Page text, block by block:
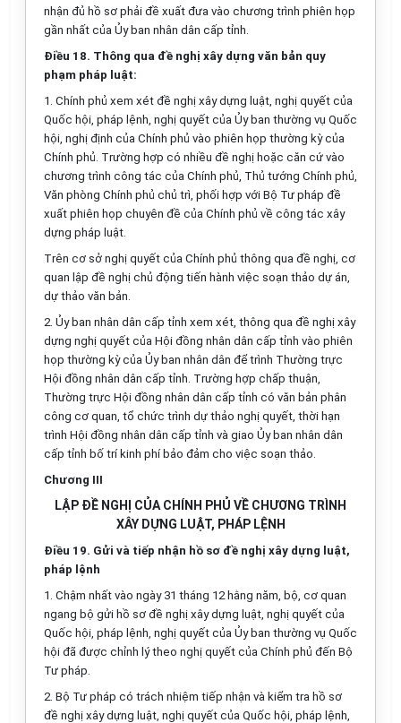
nhận đủ hồ sơ phải đề xuất đưa vào chương trình phiên họp
gần nhất của Ủy ban nhân dân cấp tỉnh.
Điều 18. Thông qua đề nghị xây dựng văn bản quy
phạm pháp luật:
1. Chính phủ xem xét đề nghị xây dựng luật, nghị quyết của
Quốc hội, pháp lệnh, nghị quyết của Ủy ban thường vụ Quốc
hội, nghị định của Chính phủ vào phiên họp thường kỳ của
Chính phủ. Trường hợp có nhiều đề nghị hoặc căn cứ vào
chương trình công tác của Chính phủ, Thủ tướng Chính phủ,
Văn phòng Chính phủ chủ trì, phối hợp với Bộ Tư pháp đề
xuất phiên họp chuyên đề của Chính phủ về công tác xây
dựng pháp luật.
Trên cơ sở nghị quyết của Chính phủ thông qua đề nghị, cơ
quan lập đề nghị chủ động tiến hành việc soạn thảo dự án,
dự thảo văn bản.
2. Ủy ban nhân dân cấp tỉnh xem xét, thông qua đề nghị xây
dựng nghị quyết của Hội đồng nhân dân cấp tỉnh vào phiên
họp thường kỳ của Ủy ban nhân dân để trình Thường trực
Hội đồng nhân dân cấp tỉnh. Trường hợp chấp thuận,
Thường trực Hội đồng nhân dân cấp tỉnh có văn bản phân
công cơ quan, tổ chức trình dự thảo nghị quyết, thời hạn
trình Hội đồng nhân dân cấp tỉnh và giao Ủy ban nhân dân
cấp tỉnh bố trí kinh phí bảo đảm cho việc soạn thảo.
Chương III
LẬP ĐỀ NGHỊ CỦA CHÍNH PHỦ VỀ CHƯƠNG TRÌNH
XÂY DỰNG LUẬT, PHÁP LỆNH
Điều 19. Gửi và tiếp nhận hồ sơ đề nghị xây dựng luật,
pháp lệnh
1. Chậm nhất vào ngày 31 tháng 12 hằng năm, bộ, cơ quan
ngang bộ gửi hồ sơ đề nghị xây dựng luật, nghị quyết của
Quốc hội, pháp lệnh, nghị quyết của Ủy ban thường vụ Quốc
hội đã được chỉnh lý theo nghị quyết của Chính phủ đến Bộ
Tư pháp.
2. Bộ Tư pháp có trách nhiệm tiếp nhận và kiểm tra hồ sơ
đề nghị xây dựng luật, nghị quyết của Quốc hội, pháp lệnh,